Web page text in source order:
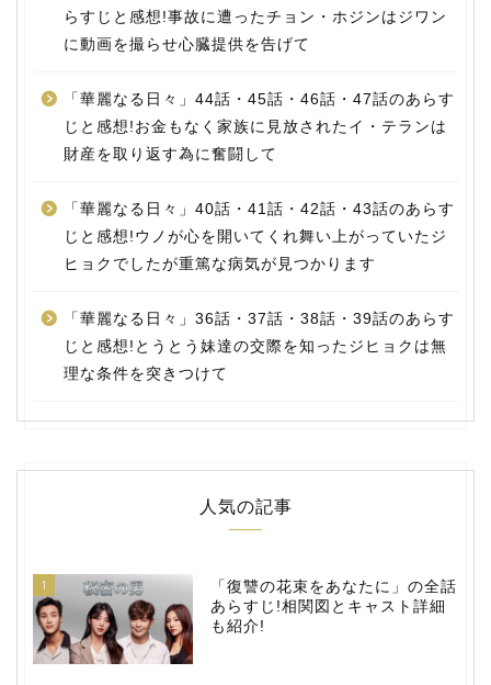
らすじと感想!事故に遭ったチョン・ホジンはジワン
に動画を撮らせ心臓提供を告げて
「華麗なる日々」44話・45話・46話・47話のあらす
じと感想!お金もなく家族に見放されたイ・テランは
財産を取り返す為に奮闘して
「華麗なる日々」40話・41話・42話・43話のあらす
じと感想!ウノが心を開いてくれ舞い上がっていたジ
ヒョクでしたが重篤な病気が見つかります
「華麗なる日々」36話・37話・38話・39話のあらす
じと感想!とうとう妹達の交際を知ったジヒョクは無
理な条件を突きつけて
人気の記事
1
「復讐の花束をあなたに」の全話
あらすじ!相関図とキャスト詳細
も紹介!